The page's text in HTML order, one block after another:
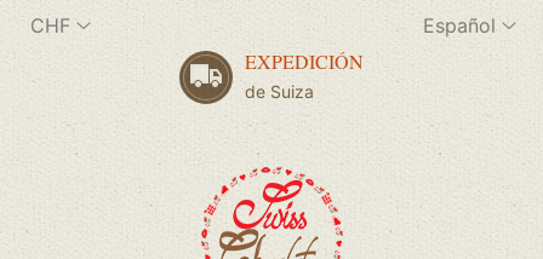
CHF Español
EXPEDICIÓN
de Suiza